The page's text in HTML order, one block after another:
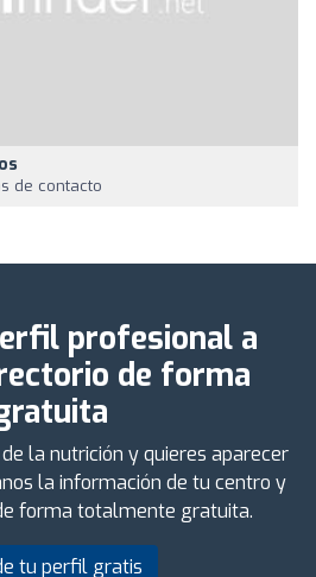
de contacto
profesional a
de forma
la nutrición y quieres aparecer
la información de tu centro y
forma totalmente gratuita.
tu perfil gratis